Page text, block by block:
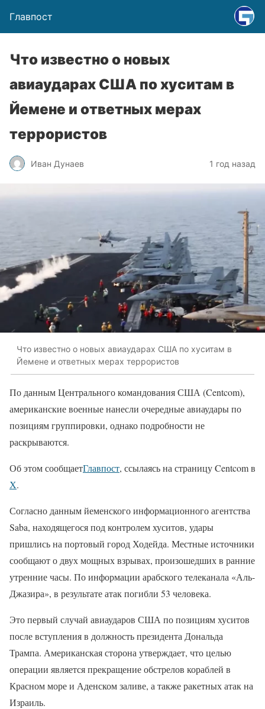
Главпост
Что известно о новых
авиаударах США по хуситам в
Йемене и ответных мерах
террористов
Иван Дунаев 1 год назад
Что известно о новых авиаударах США по хуситам в
Йемене и ответных мерах террористов
По данным Центрального командования США (Centcom),
американские военные нанесли очередные авиаудары по
позициям группировки, однако подробности не
раскрываются.
Об этом сообщаетГлавпост, ссылаясь на страницу Centcom в
Х.
Согласно данным йеменского информационного агентства
Saba, находящегося под контролем хуситов, удары
пришлись на портовый город Ходейда. Местные источники
сообщают о двух мощных взрывах, произошедших в ранние
утренние часы. По информации арабского телеканала «Аль-
Джазира», в результате атак погибли 53 человека.
Это первый случай авиаударов США по позициям хуситов
после вступления в должность президента Дональда
Трампа. Американская сторона утверждает, что целью
операции является прекращение обстрелов кораблей в
Красном море и Аденском заливе, а также ракетных атак на
Израиль.